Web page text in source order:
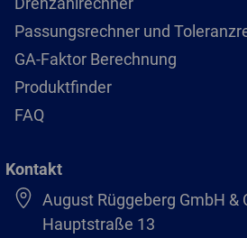
Passungsrechner und
GA-Faktor Berechnung
Produktfinder
FAQ
Kontakt
August Rüggeberg GmbH &
Hauptstraße 13